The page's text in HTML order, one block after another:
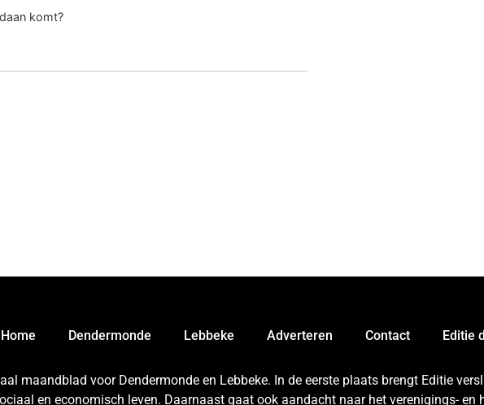
komt?
Home Dendermonde Lebbeke Adverteren Contact Editie
maandblad voor Dendermonde en Lebbeke. In de eerste plaats brengt Editie
en economisch leven. Daarnaast gaat ook aandacht naar het verenigings- en